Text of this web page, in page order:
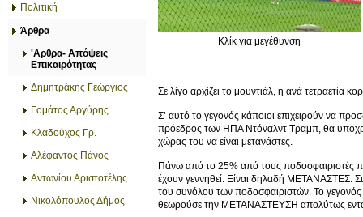
Πολιτική
Άρθρα
'Αρθρα- Απόψεις
Επικαιρότητας
Δημητράκης Γεώργιος
Γομάτος Αργύρης
Κλαδούχος Γρ.
Αλέφαντος Πάνος
Αντωνίου Αριστοτέλης
Νικολόπουλος Δήμος
Κλίκ για μεγέθυνση
Σε λίγο αρχίζει το μουντιάλ, η ανά
Σ’ αυτό το γεγονός κάποιοι επιχειρούν να
πρόεδρος των ΗΠΑ Ντόναλντ Τραμπ, θα
χώρας του να είναι μετανάστες.
Πάνω από το 25% από τους ποδοσφαιριστές
έχουν γεννηθεί. Είναι δηλαδή ΜΕΤΑΝΑΣΤΕΣ.
του συνόλου των ποδοσφαιριστών. Το
θεωρούσε την ΜΕΤΑΝΑΣΤΕΥΣΗ απολύτως